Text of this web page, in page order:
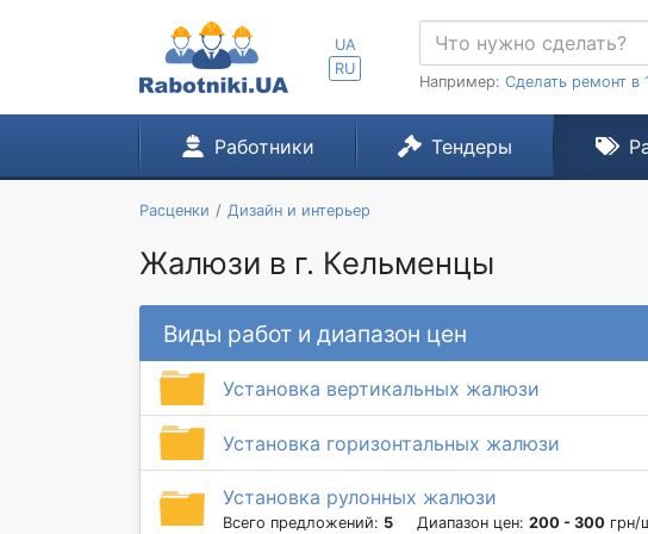
UA
RU
Например: Сделать ремонт в
Работники Тендеры
Расценки Дизайн и интерьер
Жалюзи в г. Кельменцы
Виды работ и диапазон цен
Установка вертикальных жалюзи
Установка горизонтальных жалюзи
Установка рулонных жалюзи
Всего предложений: 5 Диапазон цен: 200 - 300 грн/